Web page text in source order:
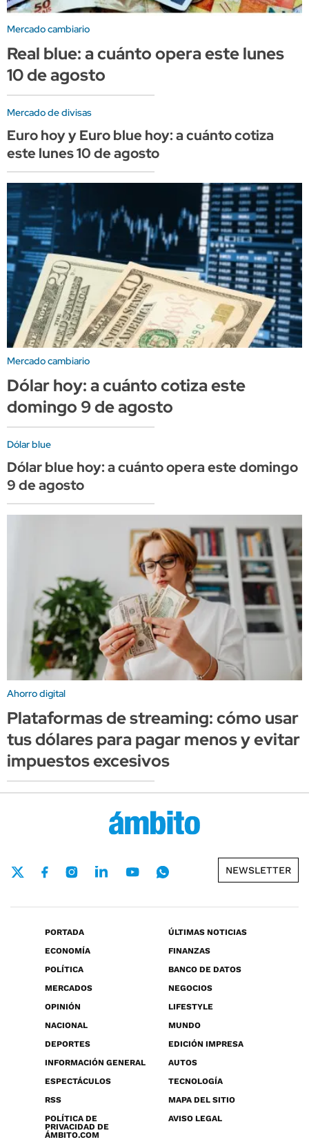
Mercado cambiario
Real blue: a cuánto opera este lunes
10 de agosto
Mercado de divisas
Euro hoy y Euro blue hoy: a cuánto cotiza
este lunes 10 de agosto
Mercado cambiario
Dólar hoy: a cuánto cotiza este
domingo 9 de agosto
Dólar blue
Dólar blue hoy: a cuánto opera este domingo
9 de agosto
Ahorro digital
Plataformas de streaming: cómo usar
tus dólares para pagar menos y evitar
impuestos excesivos
NEWSLETTER
PORTADA
ÚLTIMAS NOTICIAS
ECONOMÍA
FINANZAS
POLÍTICA
BANCO DE DATOS
MERCADOS
NEGOCIOS
OPINIÓN
LIFESTYLE
NACIONAL
MUNDO
DEPORTES
EDICIÓN IMPRESA
INFORMACIÓN GENERAL
AUTOS
ESPECTÁCULOS
TECNOLOGÍA
RSS
MAPA DEL SITIO
POLÍTICA DE
PRIVACIDAD DE
ÁMBITO.COM
AVISO LEGAL